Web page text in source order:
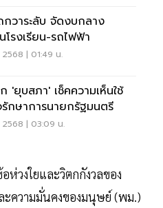
กวาระลับ จัดงบกลาง
โรงเรียน-รถไฟฟ้า
| 01:49 น.
'ยุบสภา' เช็คความเห็นใช้
รักษาการนายกรัฐมนตรี
2568 | 03:09 น.
ห่วงใยและวิตกกังวลของ
ะความมั่นคงของมนุษย์ (พม.)